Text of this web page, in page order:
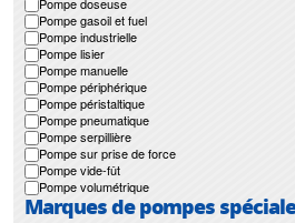
Pompe doseuse
Pompe gasoil et fuel
Pompe industrielle
Pompe lisier
Pompe manuelle
Pompe périphérique
Pompe péristaltique
Pompe pneumatique
Pompe serpillière
Pompe sur prise de force
Pompe vide-fût
Pompe volumétrique
Marques de pompes